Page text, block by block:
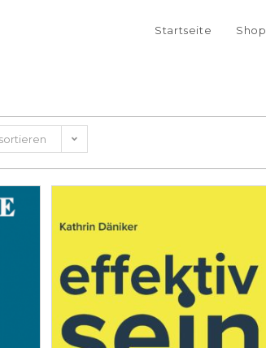
Startseite Shop